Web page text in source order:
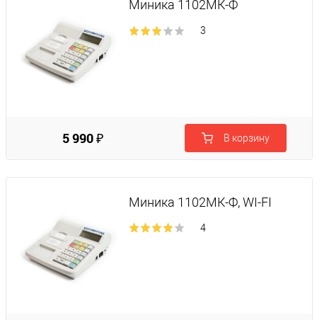
Миника 1102МК-Ф
3
5 990 ₽ В корзину
Миника 1102МК-Ф, WI-FI
4